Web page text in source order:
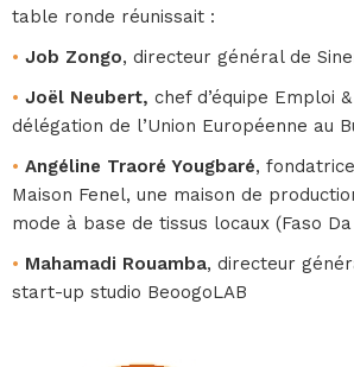
table ronde réunissait :
• Job Zongo, directeur général de
• Joël Neubert, chef d’équipe Emploi
délégation de l’Union Européenne au
• Angéline Traoré Yougbaré,
Maison Fenel, une maison de
mode à base de tissus locaux (Faso Da
• Mahamadi Rouamba, directeur
start-up studio BeoogoLAB